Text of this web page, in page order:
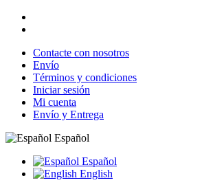
Contacte con nosotros
Envío
Términos y condiciones
Iniciar sesión
Mi cuenta
Envío y Entrega
Español
Español
English